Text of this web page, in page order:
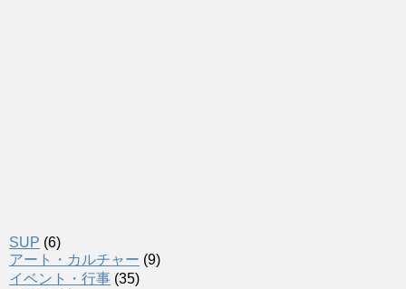
SUP (6)
アート・カルチャー (9)
イベント・行事 (35)